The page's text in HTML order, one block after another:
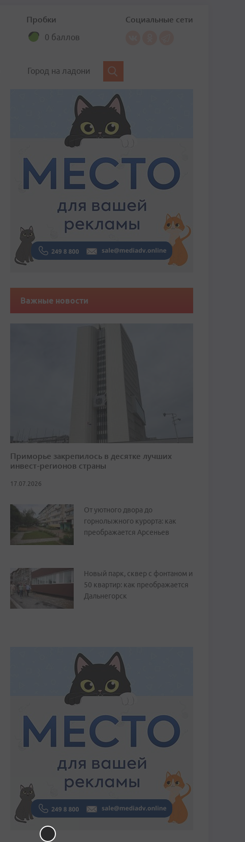
Пробки
0 баллов
Социальные сети
Город на ладони
Важные новости
Приморье закрепилось в десятке лучших
инвест-регионов страны
17.07.2026
От уютного двора до
горнолыжного курорта: как
преображается Арсеньев
Новый парк, сквер с фонтаном и
50 квартир: как преображается
Дальнегорск